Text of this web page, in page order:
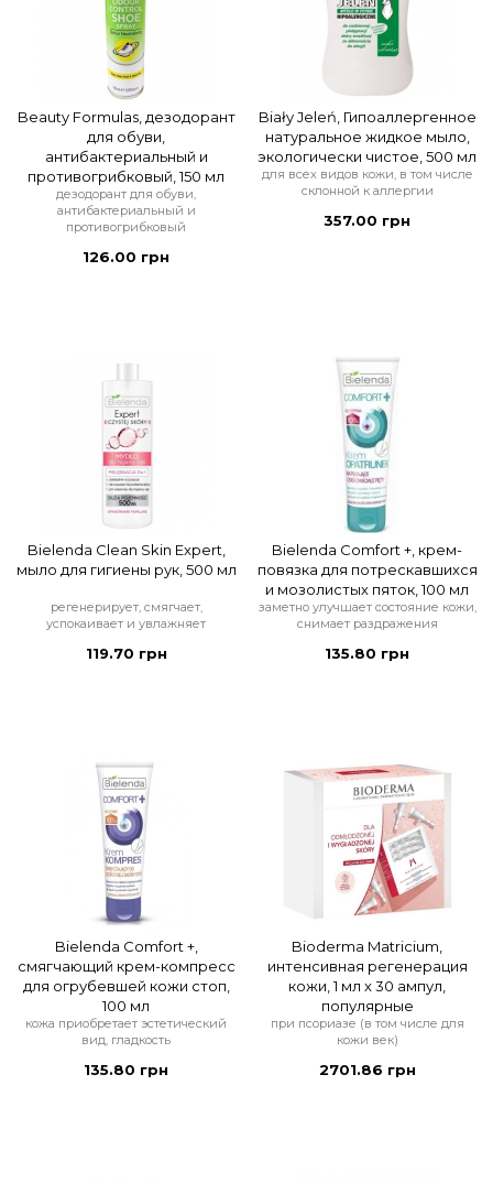
Beauty Formulas, дезодорант
для обуви,
антибактериальный и
противогрибковый, 150 мл
дезодорант для обуви,
антибактериальный и
противогрибковый
126.00 грн
Biały Jeleń, Гипоаллергенное
натуральное жидкое мыло,
экологически чистое, 500 мл
для всех видов кожи, в том числе
склонной к аллергии
357.00 грн
Bielenda Clean Skin Expert,
мыло для гигиены рук, 500 мл
регенерирует, смягчает,
успокаивает и увлажняет
119.70 грн
Bielenda Comfort +, крем-
повязка для потрескавшихся
и мозолистых пяток, 100 мл
заметно улучшает состояние кожи,
снимает раздражения
135.80 грн
Bielenda Comfort +,
смягчающий крем-компресс
для огрубевшей кожи стоп,
100 мл
кожа приобретает эстетический
вид, гладкость
135.80 грн
Bioderma Matricium,
интенсивная регенерация
кожи, 1 мл x 30 ампул,
популярные
при псориазе (в том числе для
кожи век)
2701.86 грн